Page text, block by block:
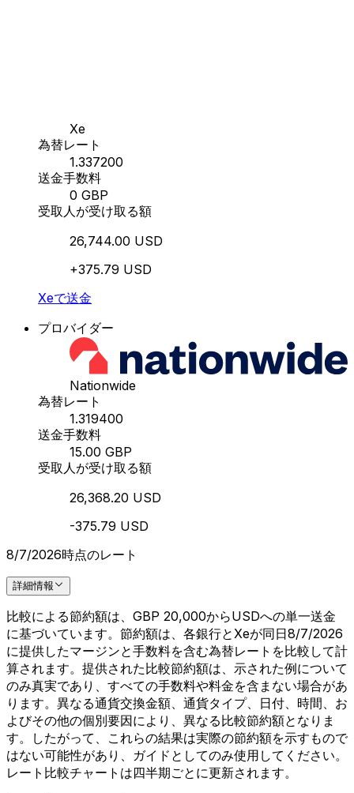
Xe
為替レート
1.337200
送金手数料
0 GBP
受取人が受け取る額
26,744.00 USD
+375.79 USD
Xeで送金
プロバイダー
Nationwide
為替レート
1.319400
送金手数料
15.00 GBP
受取人が受け取る額
26,368.20 USD
-375.79 USD
8/7/2026時点のレート
詳細情報
比較による節約額は、GBP 20,000からUSDへの単一送金
に基づいています。節約額は、各銀行とXeが同日8/7/2026
に提供したマージンと手数料を含む為替レートを比較して計
算されます。提供された比較節約額は、示された例について
のみ真実であり、すべての手数料や料金を含まない場合があ
ります。異なる通貨交換金額、通貨タイプ、日付、時間、お
よびその他の個別要因により、異なる比較節約額となりま
す。したがって、これらの結果は実際の節約額を示すもので
はない可能性があり、ガイドとしてのみ使用してください。
レート比較チャートは四半期ごとに更新されます。